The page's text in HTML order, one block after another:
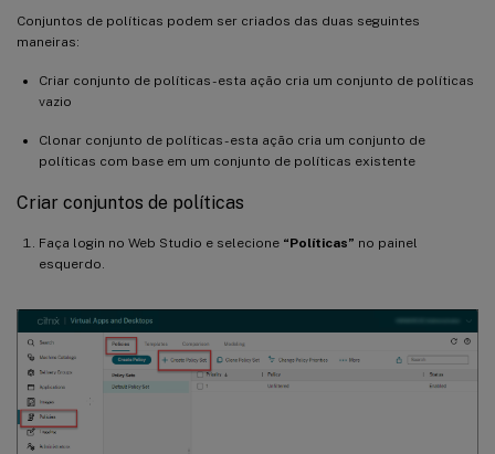
Conjuntos de políticas podem ser criados das duas seguintes
maneiras:
Criar conjunto de políticas - esta ação cria um conjunto de políticas
vazio
Clonar conjunto de políticas - esta ação cria um conjunto de
políticas com base em um conjunto de políticas existente
Criar conjuntos de políticas
Faça login no Web Studio e selecione “Políticas” no painel
esquerdo.